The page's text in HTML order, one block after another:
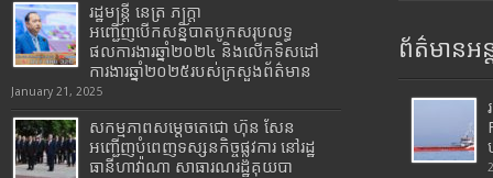
រដ្ឋមន្រ្តី​ នេត្រ​ ភក្ត្រា​
អញ្ជើញបើកសន្និបាតបូកសរុបលទ្ធ
ផលការងារឆ្នាំ២០២៤ និងលើកទិសដៅ
ការងារឆ្នាំ២០២៥របស់​ក្រសួង​ព័ត៌មាន​
January 21, 2025
សកម្មភាពសម្តេចតេជោ ហ៊ុន សែន
អញ្ជើញបំពេញទស្សនកិច្ចផ្លូវការ នៅរដ្ឋ
ធានីហាវ៉ាណា សាធារណរដ្ឋគុយបា
ព័ត៌មានអន្